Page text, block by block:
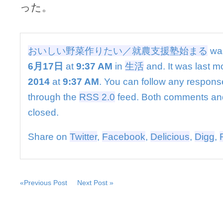
い
／
就
農
援
塾
は
った。
おいしい野菜作りたい／就農支援塾始まる
6月17日 at 9:37 AM in 生活 and. It was last
2014 at 9:37 AM. You can follow any
through the RSS 2.0 feed. Both comments
closed.
Share on Twitter, Facebook, Delicious, Digg,
«Previous Post Next Post »